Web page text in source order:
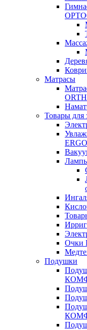
Матрасы
Товары для
Очки
Подушки